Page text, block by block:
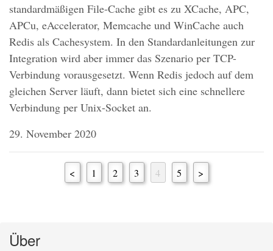
standardmäßigen File-Cache gibt es zu XCache, APC,
APCu, eAccelerator, Memcache und WinCache auch
Redis als Cachesystem. In den Standardanleitungen zur
Integration wird aber immer das Szenario per TCP-
Verbindung vorausgesetzt. Wenn Redis jedoch auf dem
gleichen Server läuft, dann bietet sich eine schnellere
Verbindung per Unix-Socket an.
29. November 2020
< 1 2 3 4 5 >
Über